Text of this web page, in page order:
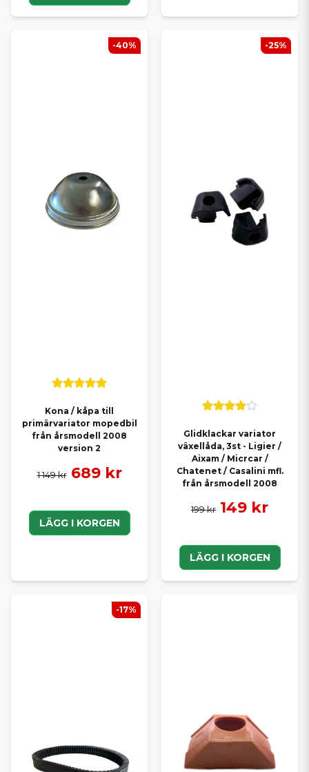
Kona / kåpa till
primärvariator mopedbil
från årsmodell 2008
version 2
1 149 kr 689 kr
LÄGG I KORGEN
-40%
Glidklackar variator
växellåda, 3st - Ligier /
Aixam / Micrcar /
Chatenet / Casalini mfl.
från årsmodell 2008
199 kr 149 kr
LÄGG I KORGEN
-25%
-17%